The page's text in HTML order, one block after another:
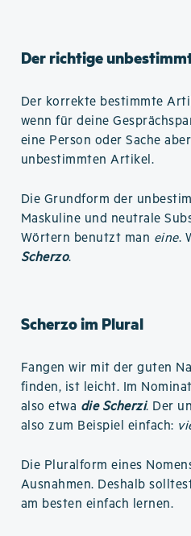
Der richtige
Der korrekte bestimmte
wenn für deine
eine Person oder Sache
unbestimmten Artikel.
Die Grundform der
Maskuline und neutrale
Wörtern benutzt man eine.
Scherzo.
Scherzo im Plural
Fangen wir mit der guten
finden, ist leicht. Im
also etwa die Scherzi. Der
also zum Beispiel einfach:
Die Pluralform eines
Ausnahmen. Deshalb
am besten einfach lernen.